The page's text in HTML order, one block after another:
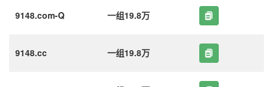
9148.com-Q 一组19.8万
9148.cc 一组19.8万